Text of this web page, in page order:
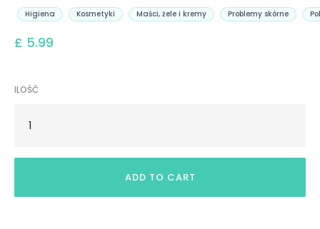
Higiena Kosmetyki Maści, żele i kremy Problemy skórne
£ 5.99
ILOŚĆ